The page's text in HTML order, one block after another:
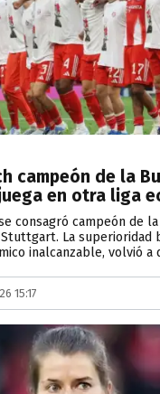
campeón de la
en otra liga
consagró campeón de
La superioridad
inalcanzable, volvió a
15:17